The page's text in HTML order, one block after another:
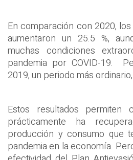
En comparación con 2020,
aumentaron un 25.5 %,
muchas condiciones
pandemia por COVID-19.
2019, un periodo más
Estos resultados
prácticamente ha
producción y consumo que
pandemia en la economía.